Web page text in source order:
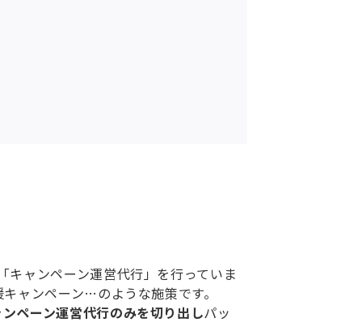
ャンペーン運営代行」を行っていま
ャンペーン…のような施策です。
ペーン運営代行のみを切り出しパッ